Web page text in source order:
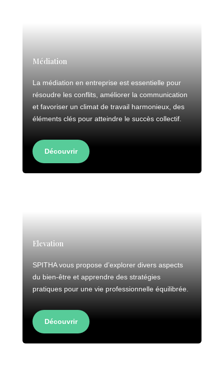
Médiation
La médiation en entreprise est essentielle pour
résoudre les conflits, améliorer la communication
et favoriser un climat de travail harmonieux, des
éléments clés pour atteindre le succès collectif.
Découvrir
Elevation
SPITHA vous propose d’explorer divers aspects
du bien-être et apprendre des stratégies
pratiques pour une vie professionnelle équilibrée.
Découvrir